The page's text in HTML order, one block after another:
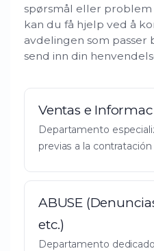
spørsmål eller problem
kan du få hjelp ved å
avdelingen som passer
send inn din
Ventas e
Departamento
previas a la
ABUSE
etc.)
Departamento